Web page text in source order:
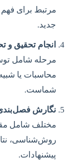
مرتبط برای
جدید.
انجام تحقیق و
مرحله شامل
محاسبات یا
شماست.
نگارش
مختلف شامل
روش‌شناسی،
پیشنهادات.